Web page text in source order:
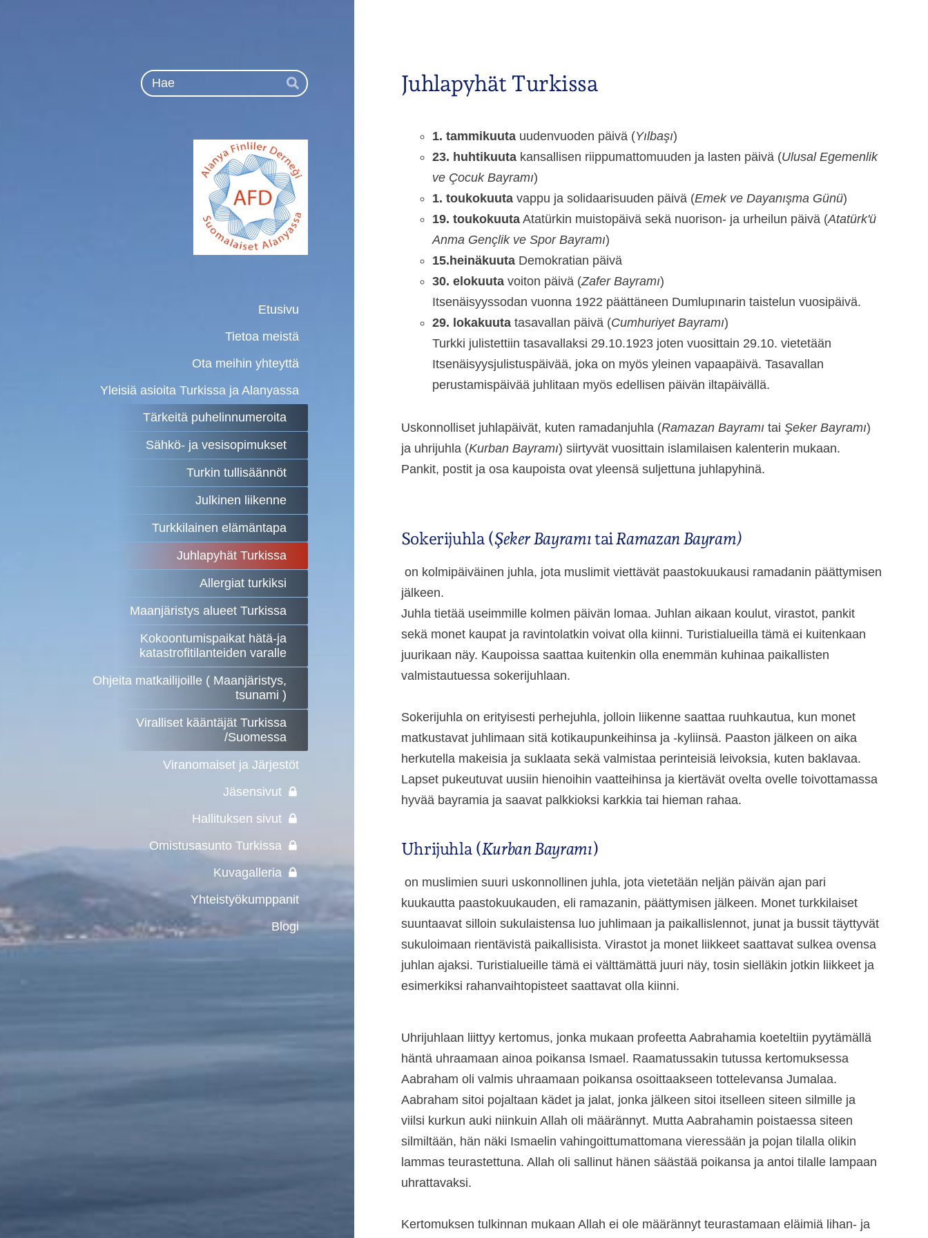
Haku
Hae
Esimerkki ry
Etusivu
Tietoa meistä
Ota meihin yhteyttä
Yleisiä asioita Turkissa ja Alanyassa
Tärkeitä puhelinnumeroita
Sähkö- ja vesisopimukset
Turkin tullisäännöt
Julkinen liikenne
Turkkilainen elämäntapa
Juhlapyhät Turkissa
Allergiat turkiksi
Maanjäristys alueet Turkissa
Kokoontumispaikat hätä-ja
katastrofitilanteiden varalle
Ohjeita matkailijoille ( Maanjäristys,
tsunami )
Viralliset kääntäjät Turkissa
/Suomessa
Viranomaiset ja Järjestöt
Jäsensivut
Hallituksen sivut
Omistusasunto Turkissa
Kuvagalleria
Yhteistyökumppanit
Blogi
Juhlapyhät Turkissa
1. tammikuutauudenvuoden päivä (Yılbaşı)
23. huhtikuutakansallisen riippumattomuuden ja lasten päivä (Ulusal Egemenlik
ve Çocuk Bayramı)
1. toukokuuta vappu ja solidaarisuuden päivä (Emek ve Dayanışma Günü)
19. toukokuutaAtatürkin muistopäivä sekä nuorison- ja urheilun päivä (Atatürk'ü
Anma Gençlik ve Spor Bayramı)
15.heinäkuuta Demokratian päivä
30. elokuutavoiton päivä (Zafer Bayramı)
Itsenäisyyssodan vuonna 1922 päättäneen Dumlupınarin taistelun vuosipäivä.
29. lokakuutatasavallan päivä (Cumhuriyet Bayramı)
Turkki julistettiin tasavallaksi 29.10.1923 joten vuosittain 29.10. vietetään
Itsenäisyysjulistuspäivää, joka on myös yleinen vapaapäivä. Tasavallan
perustamispäivää juhlitaan myös edellisen päivän iltapäivällä.
Uskonnolliset juhlapäivät, kuten ramadanjuhla (Ramazan Bayramı tai Şeker Bayramı)
ja uhrijuhla (Kurban Bayramı) siirtyvät vuosittain islamilaisen kalenterin mukaan.
Pankit, postit ja osa kaupoista ovat yleensä suljettuna juhlapyhinä.
Sokerijuhla (Şeker BayramıtaiRamazan Bayram)
on kolmipäiväinen juhla, jota muslimit viettävät paastokuukausi ramadanin päättymisen
jälkeen.
Juhla tietää useimmille kolmen päivän lomaa. Juhlan aikaan koulut, virastot, pankit
sekä monet kaupat ja ravintolatkin voivat olla kiinni. Turistialueilla tämä ei kuitenkaan
juurikaan näy. Kaupoissa saattaa kuitenkin olla enemmän kuhinaa paikallisten
valmistautuessa sokerijuhlaan.
Sokerijuhla on erityisesti perhejuhla, jolloin liikenne saattaa ruuhkautua, kun monet
matkustavat juhlimaan sitä kotikaupunkeihinsa ja -kyliinsä. Paaston jälkeen on aika
herkutella makeisia ja suklaata sekä valmistaa perinteisiä leivoksia, ​​kuten baklavaa.
Lapset pukeutuvat uusiin hienoihin vaatteihinsa ja kiertävät ovelta ovelle toivottamassa
hyvää bayramia ja saavat palkkioksi karkkia tai hieman rahaa.
Uhrijuhla (Kurban Bayramı)
on muslimien suuri uskonnollinen juhla, jota vietetään neljän päivän ajan pari
kuukautta paastokuukauden, eli ramazanin, päättymisen jälkeen. Monet turkkilaiset
suuntaavat silloin sukulaistensa luo juhlimaan ja paikallislennot, junat ja bussit täyttyvät
sukuloimaan rientävistä paikallisista. Virastot ja monet liikkeet saattavat sulkea ovensa
juhlan ajaksi. Turistialueille tämä ei välttämättä juuri näy, tosin sielläkin jotkin liikkeet ja
esimerkiksi rahanvaihtopisteet saattavat olla kiinni.
Uhrijuhlaan liittyy kertomus, jonka mukaan profeetta Aabrahamia koeteltiin pyytämällä
häntä uhraamaan ainoa poikansa Ismael. Raamatussakin tutussa kertomuksessa
Aabraham oli valmis uhraamaan poikansa osoittaakseen tottelevansa Jumalaa.
Aabraham sitoi pojaltaan kädet ja jalat, jonka jälkeen sitoi itselleen siteen silmille ja
viilsi kurkun auki niinkuin Allah oli määrännyt. Mutta Aabrahamin poistaessa siteen
silmiltään, hän näki Ismaelin vahingoittumattomana vieressään ja pojan tilalla olikin
lammas teurastettuna. Allah oli sallinut hänen säästää poikansa ja antoi tilalle lampaan
uhrattavaksi.
Kertomuksen tulkinnan mukaan Allah ei ole määrännyt teurastamaan eläimiä lihan- ja